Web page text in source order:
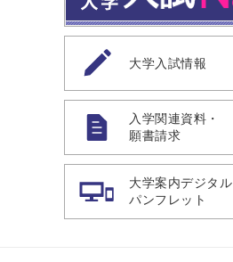
大学入試情報
入学関連資料・
願書請求
大学案内デジタル
パンフレット